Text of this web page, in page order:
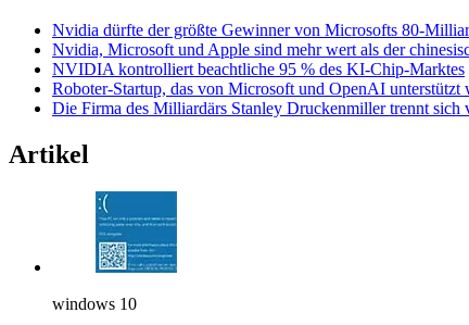
Nvidia dürfte der größte Gewinner von Microsofts 80-
Nvidia, Microsoft und Apple sind mehr wert als der
NVIDIA kontrolliert beachtliche 95 % des KI-Chip-Marktes
Roboter-Startup, das von Microsoft und OpenAI
Die Firma des Milliardärs Stanley Druckenmiller trennt
Artikel
windows 10